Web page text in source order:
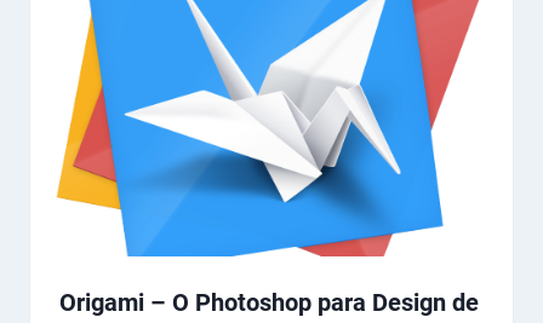
Origami – O Photoshop para Design de